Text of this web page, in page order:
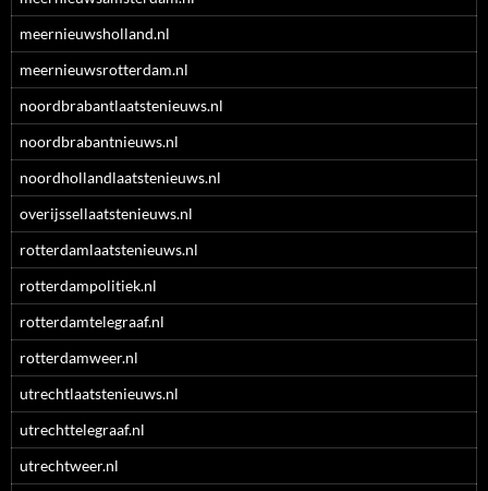
meernieuwsholland.nl
meernieuwsrotterdam.nl
noordbrabantlaatstenieuws.nl
noordbrabantnieuws.nl
noordhollandlaatstenieuws.nl
overijssellaatstenieuws.nl
rotterdamlaatstenieuws.nl
rotterdampolitiek.nl
rotterdamtelegraaf.nl
rotterdamweer.nl
utrechtlaatstenieuws.nl
utrechttelegraaf.nl
utrechtweer.nl